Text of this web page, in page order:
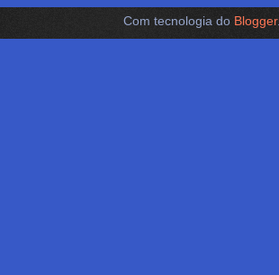
Com tecnologia do Blogger.